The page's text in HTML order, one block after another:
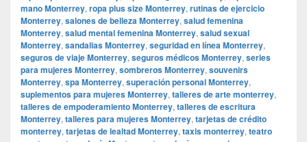
mano Monterrey, ropa plus size Monterrey, rutinas de ejercicio
Monterrey, salones de belleza Monterrey, salud femenina
Monterrey, salud mental femenina Monterrey, salud sexual
Monterrey, sandalias Monterrey, seguridad en línea Monterrey,
seguros de viaje Monterrey, seguros médicos Monterrey, series
para mujeres Monterrey, sombreros Monterrey, souvenirs
Monterrey, spa Monterrey, superación personal Monterrey,
suplementos para mujeres Monterrey, talleres de arte monterrey,
talleres de empoderamiento Monterrey, talleres de escritura
Monterrey, talleres para mujeres Monterrey, tarjetas de crédito
monterrey, tarjetas de lealtad Monterrey, taxis monterrey, teatro